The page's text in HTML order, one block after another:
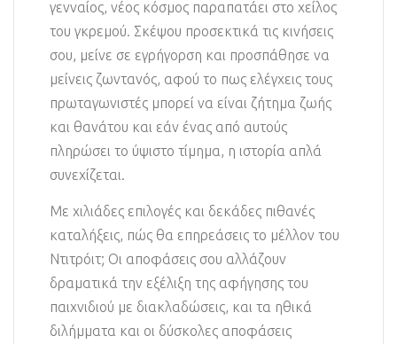
γενναίος, νέος κόσμος παραπατάει στο χείλος
του γκρεμού. Σκέψου προσεκτικά τις κινήσεις
σου, μείνε σε εγρήγορση και προσπάθησε να
μείνεις ζωντανός, αφού το πως ελέγχεις τους
πρωταγωνιστές μπορεί να είναι ζήτημα ζωής
και θανάτου και εάν ένας από αυτούς
πληρώσει το ύψιστο τίμημα, η ιστορία απλά
συνεχίζεται.
Με χιλιάδες επιλογές και δεκάδες πιθανές
καταλήξεις, πώς θα επηρεάσεις το μέλλον του
Ντιτρόιτ; Οι αποφάσεις σου αλλάζουν
δραματικά την εξέλιξη της αφήγησης του
παιχνιδιού με διακλαδώσεις, και τα ηθικά
διλήμματα και οι δύσκολες αποφάσεις